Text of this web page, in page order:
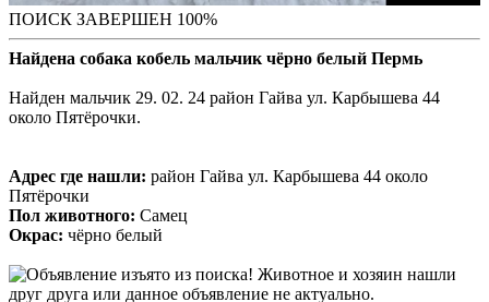
ПОИСК ЗАВЕРШЕН 100%
Найдена собака кобель мальчик чёрно белый Пермь
Найден мальчик 29. 02. 24 район Гайва ул. Карбышева 44
около Пятёрочки.
Адрес где нашли: район Гайва ул. Карбышева 44 около
Пятёрочки
Пол животного: Самец
Окрас: чёрно белый